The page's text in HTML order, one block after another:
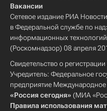
Вакансии
Сетевое издание РИА
в Федеральной службе по
информационных
(Роскомнадзор) 08 апреля
Свидетельство о
Учредитель: Федеральное
предприятие
«Россия сегодня» (МИА
Правила использования